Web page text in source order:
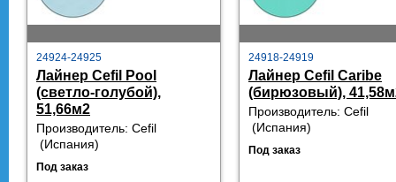
24924-24925
Лайнер Cefil Pool
(светло-голубой),
51,66м2
Производитель: Cefil
(Испания)
Под заказ
24918-24919
Лайнер Cefil Caribe
(бирюзовый),
Производитель: Cefil
(Испания)
Под заказ